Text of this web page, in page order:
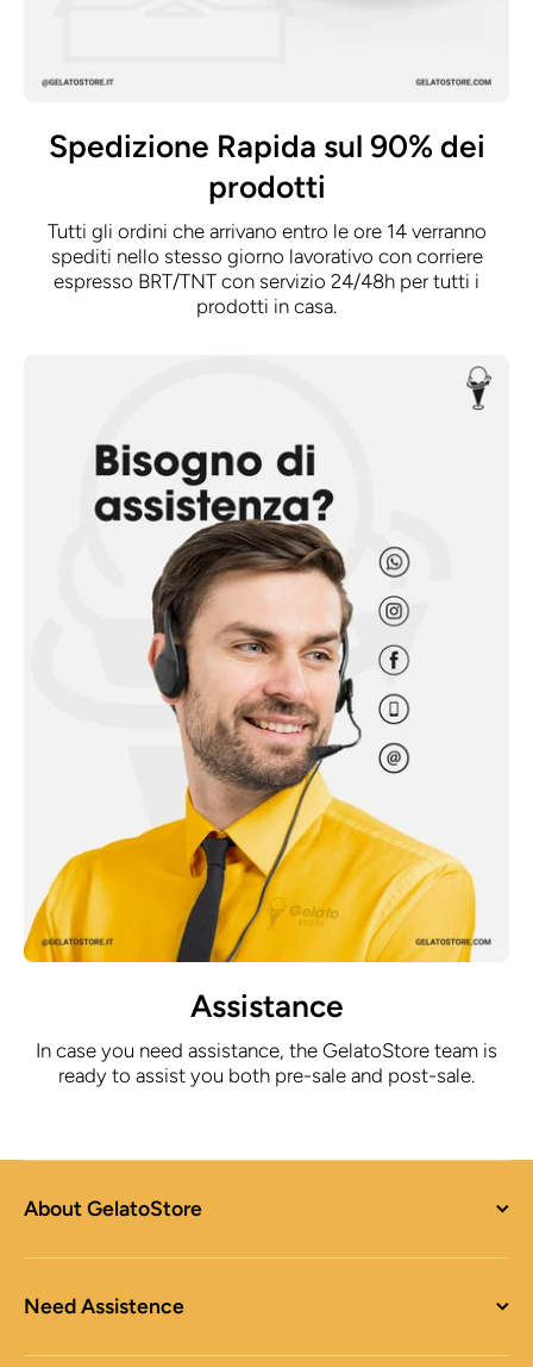
Spedizione Rapida sul 90% dei
prodotti
Tutti gli ordini che arrivano entro le ore 14 verranno
spediti nello stesso giorno lavorativo con corriere
espresso BRT/TNT con servizio 24/48h per tutti i
prodotti in casa.
Assistance
In case you need assistance, the GelatoStore team is
ready to assist you both pre-sale and post-sale.
About GelatoStore
Need Assistence